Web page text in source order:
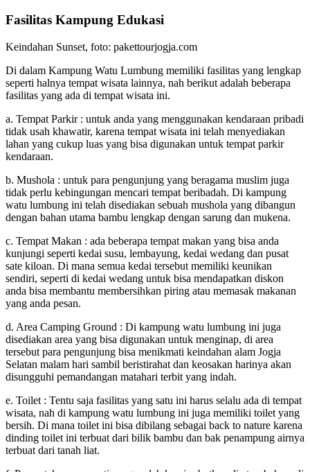
Fasilitas Kampung Edukasi
Keindahan Sunset, foto: pakettourjogja.com
Di dalam Kampung Watu Lumbung memiliki fasilitas yang lengkap
seperti halnya tempat wisata lainnya, nah berikut adalah beberapa
fasilitas yang ada di tempat wisata ini.
a. Tempat Parkir : untuk anda yang menggunakan kendaraan pribadi
tidak usah khawatir, karena tempat wisata ini telah menyediakan
lahan yang cukup luas yang bisa digunakan untuk tempat parkir
kendaraan.
b. Mushola : untuk para pengunjung yang beragama muslim juga
tidak perlu kebingungan mencari tempat beribadah. Di kampung
watu lumbung ini telah disediakan sebuah mushola yang dibangun
dengan bahan utama bambu lengkap dengan sarung dan mukena.
c. Tempat Makan : ada beberapa tempat makan yang bisa anda
kunjungi seperti kedai susu, lembayung, kedai wedang dan pusat
sate kiloan. Di mana semua kedai tersebut memiliki keunikan
sendiri, seperti di kedai wedang untuk bisa mendapatkan diskon
anda bisa membantu membersihkan piring atau memasak makanan
yang anda pesan.
d. Area Camping Ground : Di kampung watu lumbung ini juga
disediakan area yang bisa digunakan untuk menginap, di area
tersebut para pengunjung bisa menikmati keindahan alam Jogja
Selatan malam hari sambil beristirahat dan keosakan harinya akan
disungguhi pemandangan matahari terbit yang indah.
e. Toilet : Tentu saja fasilitas yang satu ini harus selalu ada di tempat
wisata, nah di kampung watu lumbung ini juga memiliki toilet yang
bersih. Di mana toilet ini bisa dibilang sebagai back to nature karena
dinding toilet ini terbuat dari bilik bambu dan bak penampung airnya
terbuat dari tanah liat.